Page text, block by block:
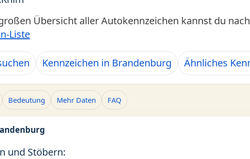
Übersicht aller Autokennzeichen kannst du
Liste
Kennzeichen in Brandenburg Ähnliches
Bedeutung Mehr Daten FAQ
und Stöbern: